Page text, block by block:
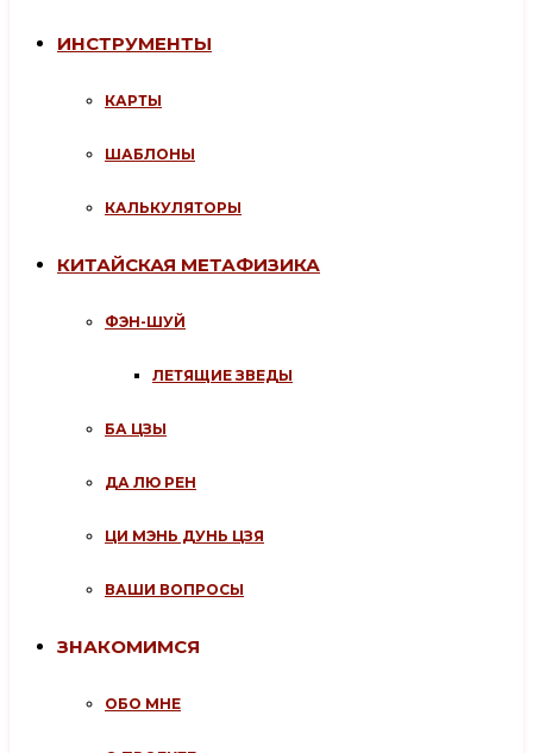
ИНСТРУМЕНТЫ
КАРТЫ
ШАБЛОНЫ
КАЛЬКУЛЯТОРЫ
КИТАЙСКАЯ МЕТАФИЗИКА
ФЭН-ШУЙ
ЛЕТЯЩИЕ ЗВЕДЫ
БА ЦЗЫ
ДА ЛЮ РЕН
ЦИ МЭНЬ ДУНЬ ЦЗЯ
ВАШИ ВОПРОСЫ
ЗНАКОМИМСЯ
ОБО МНЕ